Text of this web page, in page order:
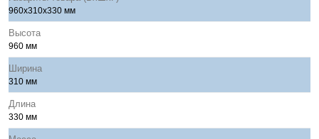
960x310x330 мм
Высота
960 мм
Ширина
310 мм
Длина
330 мм